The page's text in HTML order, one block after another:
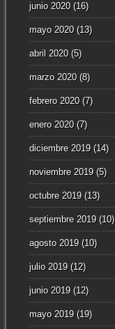
junio 2020(16)
mayo 2020(13)
abril 2020(5)
marzo 2020(8)
febrero 2020(7)
enero 2020(7)
diciembre 2019(14)
noviembre 2019(5)
octubre 2019(13)
septiembre 2019(10)
agosto 2019(10)
julio 2019(12)
junio 2019(12)
mayo 2019(19)